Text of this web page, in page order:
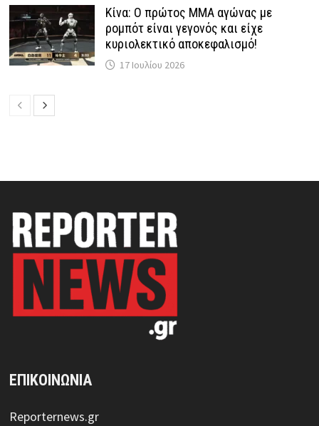
Κίνα: Ο πρώτος MMA αγώνας με
ρομπότ είναι γεγονός και είχε
κυριολεκτικό αποκεφαλισμό!
17 Ιουλίου 2026
ΕΠΙΚΟΙΝΩΝΙΑ
Reporternews.gr